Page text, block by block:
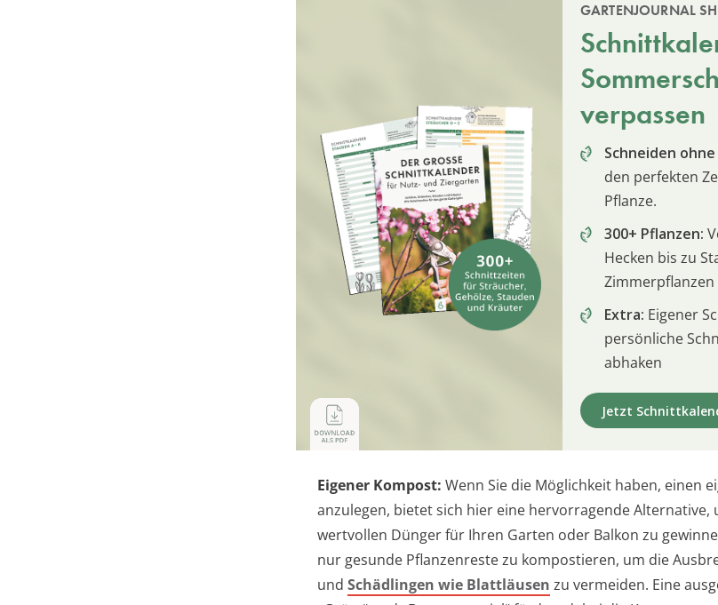
GARTENJOURNAL
verpassen
Schneiden
den perfekten
Pflanze.
300+ Pflanzen:
Hecken bis zu
Zimmerpflanzen
Extra: Eigener
persönliche
abhaken
Jetzt
Eigener Kompost: Wenn Sie die Möglichkeit haben, einen
anzulegen, bietet sich hier eine hervorragende Alternative,
wertvollen Dünger für Ihren Garten oder Balkon zu
nur gesunde Pflanzenreste zu kompostieren, um die
und Schädlingen wie Blattläusen zu vermeiden. Eine